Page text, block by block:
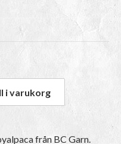
19 Eukalyptus Green
i varukorg
från BC Garn.